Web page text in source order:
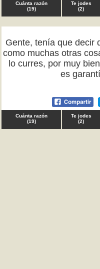
Cuánta razón
(19)
Te jodes
(2)
Gente, tenía que decir
como muchas otras
lo curres, por muy
es
Cuánta razón
(19)
Te jodes
(2)